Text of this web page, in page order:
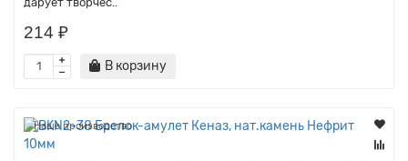
214 ₽
В корзину
Наше производство